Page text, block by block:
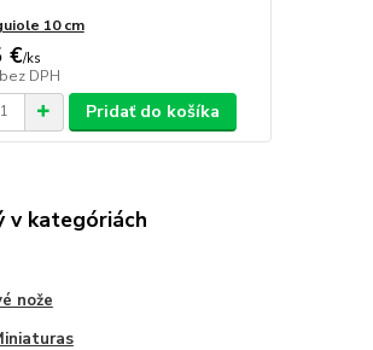
10 cm
€/ks
bez DPH
Pridať do košíka
v kategóriách
nože